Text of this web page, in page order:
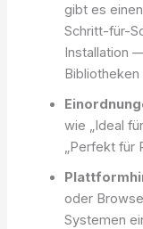
gibt es
Schritt-für-
Installation
wie „Ideal
„Perfekt für
oder
Systemen